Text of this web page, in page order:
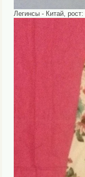
Легинсы - Китай,